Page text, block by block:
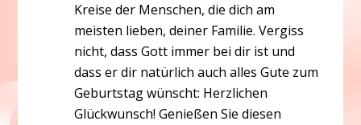
Kreise der Menschen, die dich am
meisten lieben, deiner Familie. Vergiss
nicht, dass Gott immer bei dir ist und
dass er dir natürlich auch alles Gute zum
Geburtstag wünscht: Herzlichen
Glückwunsch! Genießen Sie diesen